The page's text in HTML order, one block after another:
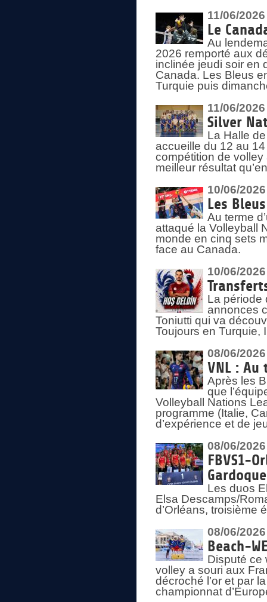
11/06/2026
Le
Au
2026 remporté aux
inclinée jeudi soir en
Canada. Les Bleus
Turquie puis
11/06/2026
Silver
La Halle
accueille du 12 au
compétition de
meilleur résultat
10/06/2026
Les
Au terme
attaqué la Volleyball
monde en cinq sets
face au Canada.
10/06/2026
La période
annonces
Toniutti qui va
Toujours en Turquie,
08/06/2026
VNL : Au
Après les
que
Volleyball Nations
programme (Italie,
d’expérience et de
08/06/2026
FBVS1-
Les duos
Elsa Descamps/
d’Orléans, troisième
08/06/2026
Beach-
Disputé ce
volley a souri aux
décroché l’or et par
championnat